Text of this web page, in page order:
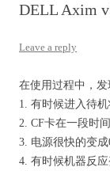
DELL Axim
Leave a reply
在使用过程中，发
1. 有时候进入待
2. CF卡在一段时
3. 电源很快的变成
4. 有时候机器反